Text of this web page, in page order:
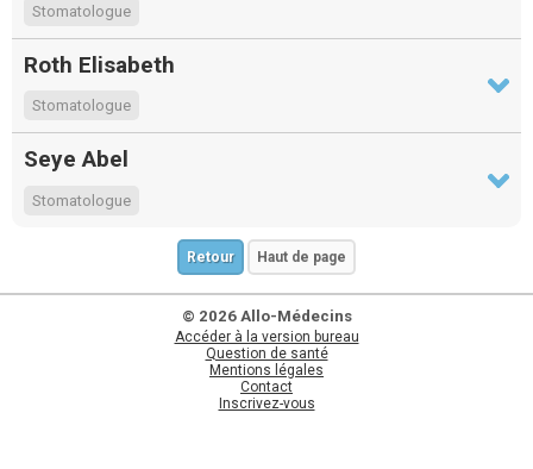
Stomatologue
Roth Elisabeth
Stomatologue
Seye Abel
Stomatologue
Retour Haut de page
© 2026 Allo-Médecins
Accéder à la version bureau
Question de santé
Mentions légales
Contact
Inscrivez-vous